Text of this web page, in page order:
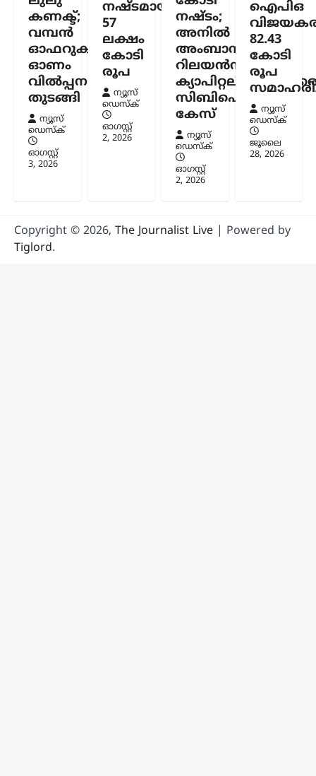
കേരളം,ട്രെൻഡിംഗ് ,തിരുവനന്തപുരം,
ലേറ്റസ്റ്റ് ന്യൂസ്
‘കേരളത്തിൽ ബിജെപി
അല്ല, പക്ഷേ
ബിജെപിക്കായി
ഭരിക്കുന്നത് യുഡിഎഫ്’;
സതീശനെതിരെ എം.വി.
ഗോവിന്ദൻ
ഓഗസ്റ്റ്‌ 8, 2026
കേരളത്തിൽ ബിജെപി
അധികാരത്തിലില്ലെങ്കിലും വി.ഡി.
സിപിഐഎം സംസ്ഥാന സെക്രട്ടറി
കണക്ട്;
വമ്പൻ
ഓഫറുകളുമായി
ഓണം
വിൽപ്പന
തുടങ്ങി
ന്യൂസ്
ഡെസ്ക്
ഓഗസ്റ്റ്‌
3, 2026
നഷ്ടമായത്
57
ലക്ഷം
കോടി
രൂപ
ന്യൂസ്
ഡെസ്ക്
ഓഗസ്റ്റ്‌
2, 2026
നഷ്ടം;
അനിൽ
അംബാനിക്കും
റിലയൻസ്
സിബിഐ
കേസ്
ന്യൂസ്
ഡെസ്ക്
ഓഗസ്റ്റ്‌
2, 2026
ഐപിഒ
82.43
കോടി
രൂപ
ന്യൂസ്
ഡെസ്ക്
ജൂലൈ
28, 2026
Copyright © 2026, The Journalist Live | Powered by
Tiglord.